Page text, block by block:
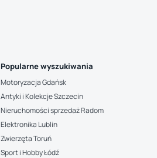
Popularne wyszukiwania
Motoryzacja Gdańsk
Antyki i Kolekcje Szczecin
Nieruchomości sprzedaż Radom
Elektronika Lublin
Zwierzęta Toruń
Sport i Hobby Łódź